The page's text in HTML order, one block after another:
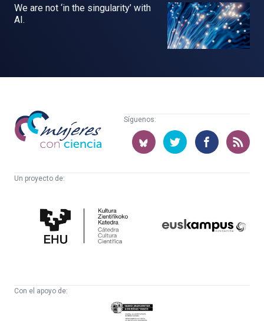
We are not ‘in the singularity’ with
AI.
Mujeres
con
ciencia
Síguenos:
Un proyecto de:
Cultura
Científica
Con el apoyo de:
Eusko